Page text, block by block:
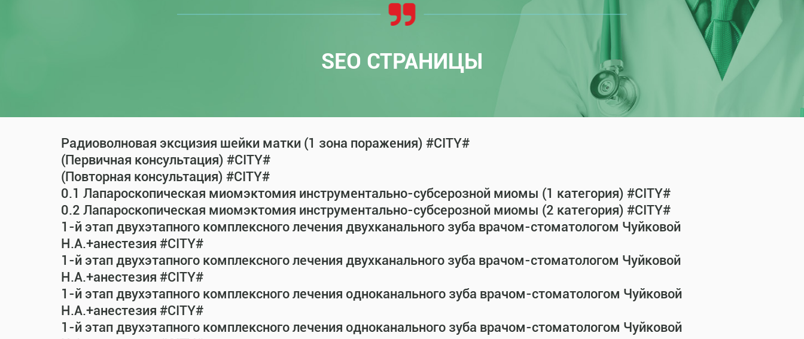
SEO СТРАНИЦЫ
Радиоволновая эксцизия шейки матки (1 зона поражения) #CITY#
(Первичная консультация) #CITY#
(Повторная консультация) #CITY#
0.1 Лапароскопическая миомэктомия инструментально-субсерозной миомы (1 категория) #CITY#
0.2 Лапароскопическая миомэктомия инструментально-субсерозной миомы (2 категория) #CITY#
1-й этап двухэтапного комплексного лечения двухканального зуба врачом-стоматологом Чуйковой
Н.А.+анестезия #CITY#
1-й этап двухэтапного комплексного лечения двухканального зуба врачом-стоматологом Чуйковой
Н.А.+анестезия #CITY#
1-й этап двухэтапного комплексного лечения одноканального зуба врачом-стоматологом Чуйковой
Н.А.+анестезия #CITY#
1-й этап двухэтапного комплексного лечения одноканального зуба врачом-стоматологом Чуйковой